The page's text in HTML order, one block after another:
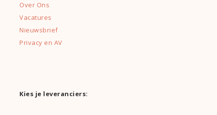
Over Ons
Vacatures
Nieuwsbrief
Privacy en AV
Kies je leveranciers: